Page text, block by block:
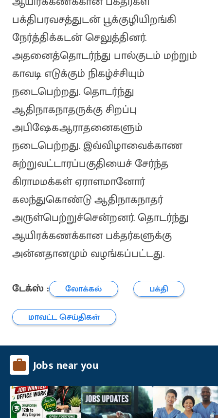
பக்திபரவசத்துடன் பூக்குழியிறங்கி
நேர்த்திக்கடன் செலுத்தினர்.
அதனைத்தொடர்ந்து பால்குடம் மற்றும்
காவடி எடுக்கும் நிகழ்ச்சியும்
நடைபெற்றது. தொடர்ந்து
ஆதிநாகநாதருக்கு சிறப்பு
அபிஷேகஆராதனைகளும்
நடைபெற்றது. இவ்விழாவைக்காண
சுற்றுவட்டாரப்பகுதியைச் சேர்ந்த
கிராமமக்கள் ஏராளமானோர்
கலந்துகொண்டு ஆதிநாகநாதர்
அருள்பெற்றுச்சென்றனர். தொடர்ந்து
ஆயிரக்கணக்கான பக்தர்களுக்கு
அன்னதானமும் வழங்கப்பட்டது.
டேக்ஸ் : லோக்கல்
பக்தி
மாவட்ட செய்திகள்
Jobs near you